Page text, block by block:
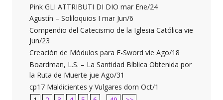
Pink GLI ATTRIBUTI DI DIO mar Ene/24
Agustín – Soliloquios I mar Jun/6
Compendio del Catecismo de la Iglesia Católica vie
Jun/23
Creación de Módulos para E-Sword vie Ago/18
Boardman, L.S. – La Santidad Bíblica Obtenida por
la Ruta de Muerte jue Ago/31
cp17 Maldicientes y Vulgares dom Oct/1